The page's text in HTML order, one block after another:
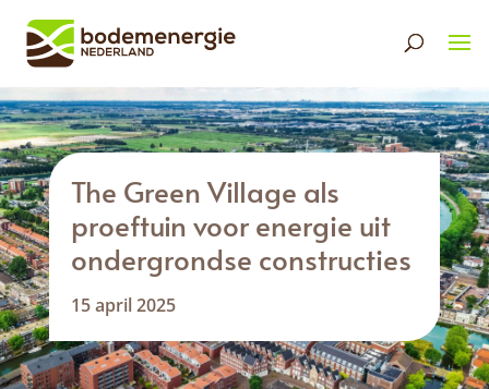
The Green Village als
proeftuin voor energie uit
ondergrondse constructies
15 april 2025